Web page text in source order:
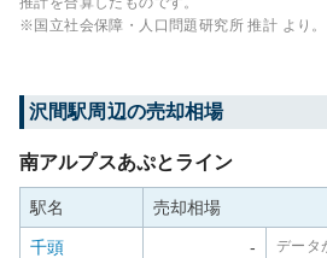
※国立社会保障・人口問題研究所 推計 より。
沢間駅周辺の売却相場
南アルプスあぷとライン
駅名 売却相場
千頭 - データ